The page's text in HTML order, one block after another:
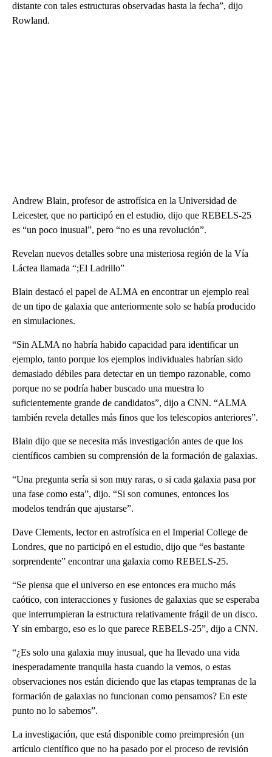
distante con tales estructuras observadas hasta la fecha”, dijo
Rowland.
Andrew Blain, profesor de astrofísica en la Universidad de
Leicester, que no participó en el estudio, dijo que REBELS-25
es “un poco inusual”, pero “no es una revolución”.
Revelan nuevos detalles sobre una misteriosa región de la Vía
Láctea llamada “;El Ladrillo”
Blain destacó el papel de ALMA en encontrar un ejemplo real
de un tipo de galaxia que anteriormente solo se había producido
en simulaciones.
“Sin ALMA no habría habido capacidad para identificar un
ejemplo, tanto porque los ejemplos individuales habrían sido
demasiado débiles para detectar en un tiempo razonable, como
porque no se podría haber buscado una muestra lo
suficientemente grande de candidatos”, dijo a CNN. “ALMA
también revela detalles más finos que los telescopios anteriores”.
Blain dijo que se necesita más investigación antes de que los
científicos cambien su comprensión de la formación de galaxias.
“Una pregunta sería si son muy raras, o si cada galaxia pasa por
una fase como esta”, dijo. “Si son comunes, entonces los
modelos tendrán que ajustarse”.
Dave Clements, lector en astrofísica en el Imperial College de
Londres, que no participó en el estudio, dijo que “es bastante
sorprendente” encontrar una galaxia como REBELS-25.
“Se piensa que el universo en ese entonces era mucho más
caótico, con interacciones y fusiones de galaxias que se esperaba
que interrumpieran la estructura relativamente frágil de un disco.
Y sin embargo, eso es lo que parece REBELS-25”, dijo a CNN.
“¿Es solo una galaxia muy inusual, que ha llevado una vida
inesperadamente tranquila hasta cuando la vemos, o estas
observaciones nos están diciendo que las etapas tempranas de la
formación de galaxias no funcionan como pensamos? En este
punto no lo sabemos”.
La investigación, que está disponible como preimpresión (un
artículo científico que no ha pasado por el proceso de revisión